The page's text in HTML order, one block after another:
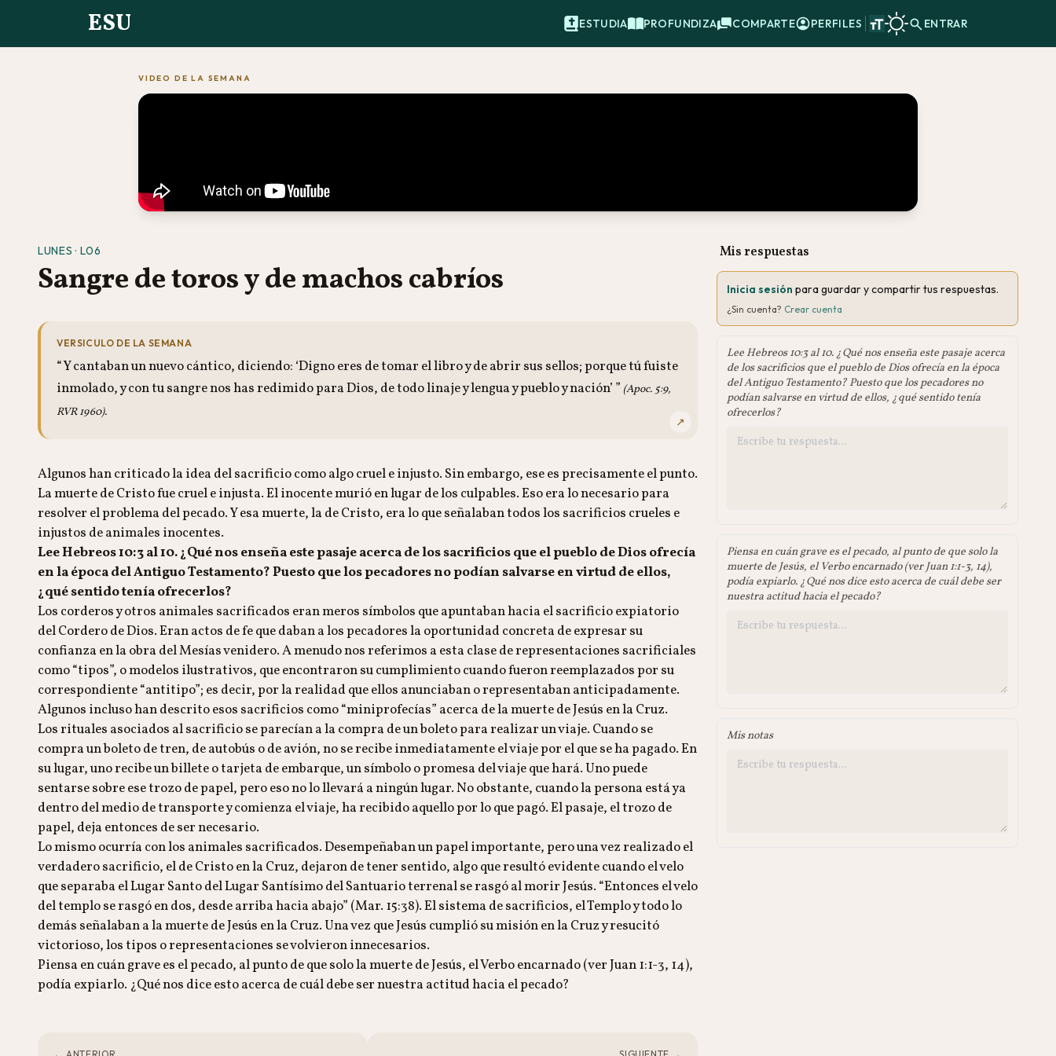
ESU ESTUDIA PROFUNDIZA COMPARTE PERFILES ENTRAR
VIDEO DE LA SEMANA
LUNES · L06
Sangre de toros y de machos cabríos
VERSICULO DE LA SEMANA
“Y cantaban un nuevo cántico, diciendo: ‘Digno eres de tomar el libro y de abrir sus sellos; porque tú fuiste
inmolado, y con tu sangre nos has redimido para Dios, de todo linaje y lengua y pueblo y nación’ ” (Apoc. 5:9,
RVR 1960).
↗
Algunos han criticado la idea del sacrificio como algo cruel e injusto. Sin embargo, ese es precisamente el punto.
La muerte de Cristo fue cruel e injusta. El inocente murió en lugar de los culpables. Eso era lo necesario para
resolver el problema del pecado. Y esa muerte, la de Cristo, era lo que señalaban todos los sacrificios crueles e
injustos de animales inocentes.
Lee Hebreos 10:3 al 10. ¿Qué nos enseña este pasaje acerca de los sacrificios que el pueblo de Dios ofrecía
en la época del Antiguo Testamento? Puesto que los pecadores no podían salvarse en virtud de ellos,
¿qué sentido tenía ofrecerlos?
Los corderos y otros animales sacrificados eran meros símbolos que apuntaban hacia el sacrificio expiatorio
del Cordero de Dios. Eran actos de fe que daban a los pecadores la oportunidad concreta de expresar su
confianza en la obra del Mesías venidero. A menudo nos referimos a esta clase de representaciones sacrificiales
como “tipos”, o modelos ilustrativos, que encontraron su cumplimiento cuando fueron reemplazados por su
correspondiente “antitipo”; es decir, por la realidad que ellos anunciaban o representaban anticipadamente.
Algunos incluso han descrito esos sacrificios como “miniprofecías” acerca de la muerte de Jesús en la Cruz.
Los rituales asociados al sacrificio se parecían a la compra de un boleto para realizar un viaje. Cuando se
compra un boleto de tren, de autobús o de avión, no se recibe inmediatamente el viaje por el que se ha pagado. En
su lugar, uno recibe un billete o tarjeta de embarque, un símbolo o promesa del viaje que hará. Uno puede
sentarse sobre ese trozo de papel, pero eso no lo llevará a ningún lugar. No obstante, cuando la persona está ya
dentro del medio de transporte y comienza el viaje, ha recibido aquello por lo que pagó. El pasaje, el trozo de
papel, deja entonces de ser necesario.
Lo mismo ocurría con los animales sacrificados. Desempeñaban un papel importante, pero una vez realizado el
verdadero sacrificio, el de Cristo en la Cruz, dejaron de tener sentido, algo que resultó evidente cuando el velo
que separaba el Lugar Santo del Lugar Santísimo del Santuario terrenal se rasgó al morir Jesús. “Entonces el velo
del templo se rasgó en dos, desde arriba hacia abajo” (Mar. 15:38). El sistema de sacrificios, el Templo y todo lo
demás señalaban a la muerte de Jesús en la Cruz. Una vez que Jesús cumplió su misión en la Cruz y resucitó
victorioso, los tipos o representaciones se volvieron innecesarios.
Piensa en cuán grave es el pecado, al punto de que solo la muerte de Jesús, el Verbo encarnado (ver Juan 1:1-3, 14),
podía expiarlo. ¿Qué nos dice esto acerca de cuál debe ser nuestra actitud hacia el pecado?
Mis respuestas
Inicia sesión para guardar y compartir tus respuestas.
¿Sin cuenta? Crear cuenta
Lee Hebreos 10:3 al 10. ¿Qué nos enseña este pasaje acerca
de los sacrificios que el pueblo de Dios ofrecía en la época
del Antiguo Testamento? Puesto que los pecadores no
podían salvarse en virtud de ellos, ¿qué sentido tenía
ofrecerlos?
Piensa en cuán grave es el pecado, al punto de que solo la
muerte de Jesús, el Verbo encarnado (ver Juan 1:1-3, 14),
podía expiarlo. ¿Qué nos dice esto acerca de cuál debe ser
nuestra actitud hacia el pecado?
Mis notas